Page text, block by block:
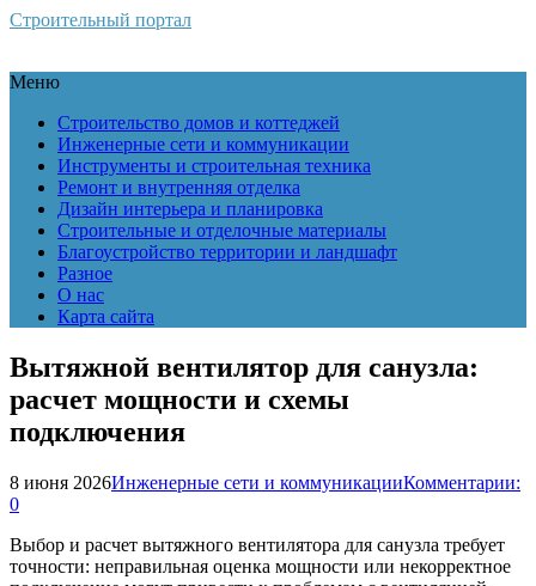
Строительный портал
Меню
Строительство домов и коттеджей
Инженерные сети и коммуникации
Инструменты и строительная техника
Ремонт и внутренняя отделка
Дизайн интерьера и планировка
Строительные и отделочные материалы
Благоустройство территории и ландшафт
Разное
О нас
Карта сайта
Вытяжной вентилятор для санузла:
расчет мощности и схемы
подключения
8 июня 2026Инженерные сети и коммуникацииКомментарии:
0
Выбор и расчет вытяжного вентилятора для санузла требует
точности: неправильная оценка мощности или некорректное